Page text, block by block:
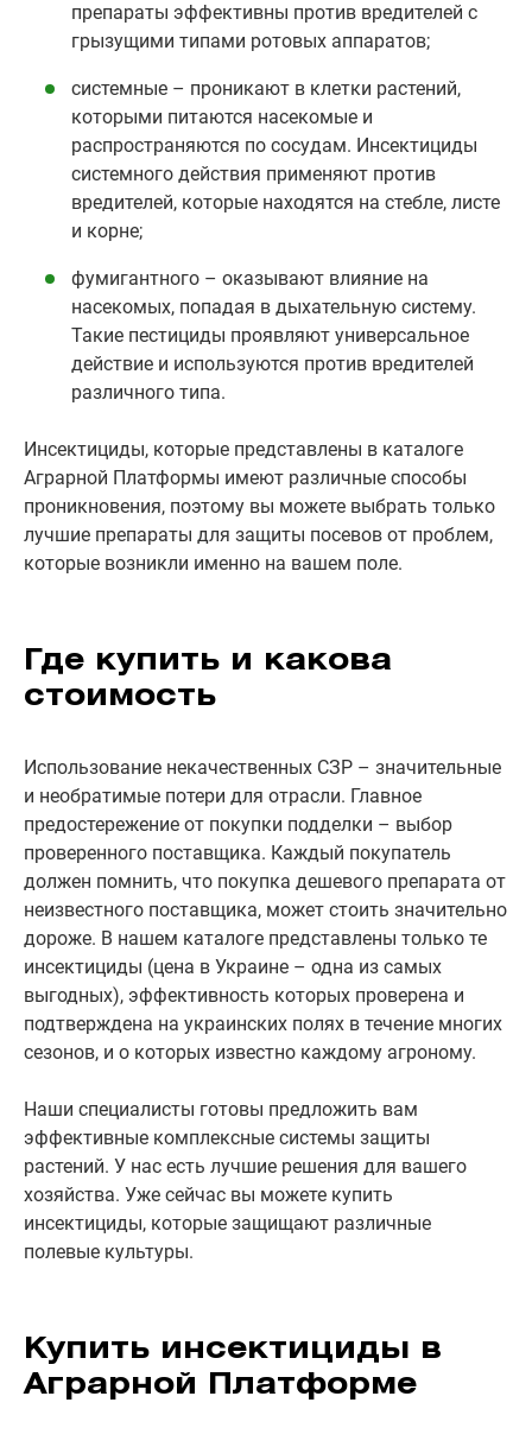
препараты эффективны против вредителей с
грызущими типами ротовых аппаратов;
системные – проникают в клетки растений,
которыми питаются насекомые и
распространяются по сосудам. Инсектициды
системного действия применяют против
вредителей, которые находятся на стебле, листе
и корне;
фумигантного – оказывают влияние на
насекомых, попадая в дыхательную систему.
Такие пестициды проявляют универсальное
действие и используются против вредителей
различного типа.
Инсектициды, которые представлены в каталоге
Аграрной Платформы имеют различные способы
проникновения, поэтому вы можете выбрать только
лучшие препараты для защиты посевов от проблем,
которые возникли именно на вашем поле.
Где купить и какова
стоимость
Использование некачественных СЗР – значительные
и необратимые потери для отрасли. Главное
предостережение от покупки подделки – выбор
проверенного поставщика. Каждый покупатель
должен помнить, что покупка дешевого препарата от
неизвестного поставщика, может стоить значительно
дороже. В нашем каталоге представлены только те
инсектициды (цена в Украине – одна из самых
выгодных), эффективность которых проверена и
подтверждена на украинских полях в течение многих
сезонов, и о которых известно каждому агроному.
Наши специалисты готовы предложить вам
эффективные комплексные системы защиты
растений. У нас есть лучшие решения для вашего
хозяйства. Уже сейчас вы можете купить
инсектициды, которые защищают различные
полевые культуры.
Купить инсектициды в
Аграрной Платформе